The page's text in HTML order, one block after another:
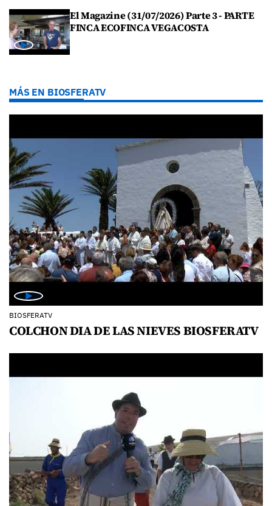
El Magazine (31/07/2026) Parte 3 - PARTE
FINCA ECOFINCA VEGACOSTA
MÁS EN BIOSFERATV
BIOSFERATV
COLCHON DIA DE LAS NIEVES BIOSFERATV